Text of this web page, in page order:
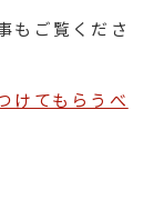
もご覧くださ
けてもらうべ